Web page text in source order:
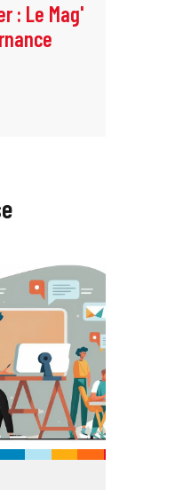
: Le Mag'